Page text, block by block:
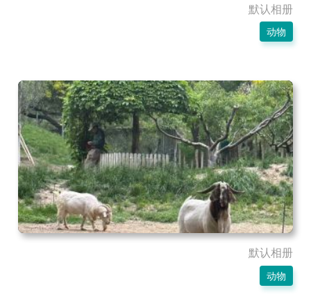
默认相册
动物
默认相册
动物